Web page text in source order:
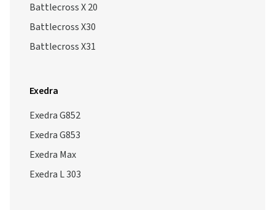
Battlecross X 20
Battlecross X30
Battlecross X31
Exedra
Exedra G852
Exedra G853
Exedra Max
Exedra L 303